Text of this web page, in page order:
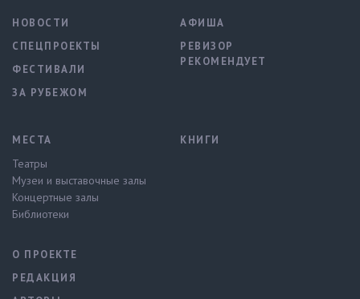
НОВОСТИ
СПЕЦПРОЕКТЫ
ФЕСТИВАЛИ
ЗА РУБЕЖОМ
АФИША
РЕВИЗОР
РЕКОМЕНДУЕТ
МЕСТА
Театры
Музеи и выставочные залы
Концертные залы
Библиотеки
КНИГИ
О ПРОЕКТЕ
РЕДАКЦИЯ